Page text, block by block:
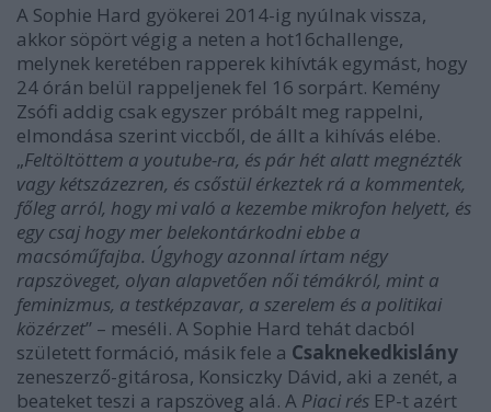
A Sophie Hard gyökerei 2014-ig nyúlnak vissza,
akkor söpört végig a neten a hot16challenge,
melynek keretében rapperek kihívták egymást, hogy
24 órán belül rappeljenek fel 16 sorpárt. Kemény
Zsófi addig csak egyszer próbált meg rappelni,
elmondása szerint viccből, de állt a kihívás elébe.
„Feltöltöttem a youtube-ra, és pár hét alatt megnézték
vagy kétszázezren, és csőstül érkeztek rá a kommentek,
főleg arról, hogy mi való a kezembe mikrofon helyett, és
egy csaj hogy mer belekontárkodni ebbe a
macsóműfajba. Úgyhogy azonnal írtam négy
rapszöveget, olyan alapvetően női témákról, mint a
feminizmus, a testképzavar, a szerelem és a politikai
közérzet” – meséli. A Sophie Hard tehát dacból
született formáció, másik fele a Csaknekedkislány
zeneszerző-gitárosa, Konsiczky Dávid, aki a zenét, a
beateket teszi a rapszöveg alá. A Piaci rés EP-t azért